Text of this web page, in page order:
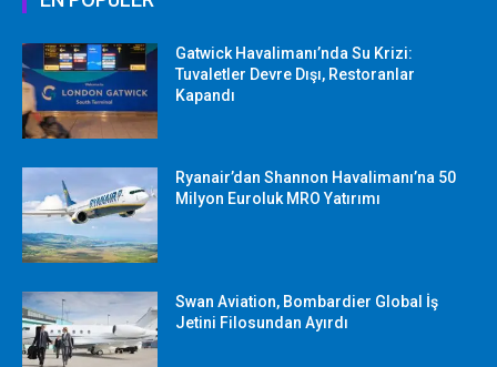
Gatwick Havalimanı’nda Su Krizi:
Tuvaletler Devre Dışı, Restoranlar
Kapandı
Ryanair’dan Shannon Havalimanı’na 50
Milyon Euroluk MRO Yatırımı
Swan Aviation, Bombardier Global İş
Jetini Filosundan Ayırdı